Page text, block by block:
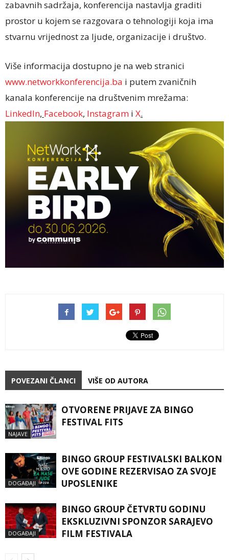
zabavnih sadržaja, konferencija nastavlja graditi
prostor u kojem se razgovara o tehnologiji koja ima
stvarnu vrijednost za ljude, organizacije i društvo.
Više informacija dostupno je na web stranici
www.networkkonferencija.ba i putem zvaničnih
kanala konferencije na društvenim mrežama:
LinkedIn, Facebook, Instagram i X.
POVEZANI ČLANCI VIŠE OD AUTORA
NAJAVE
OTVORENE PRIJAVE ZA BINGO
FESTIVAL FITS
DOGAĐAJI
BINGO GROUP FESTIVALSKI BALKON
OVE GODINE REZERVISAO ZA SVOJE
UPOSLENIKE
DOGAĐAJI
BINGO GROUP ČETVRTU GODINU
EKSKLUZIVNI SPONZOR SARAJEVO
FILM FESTIVALA